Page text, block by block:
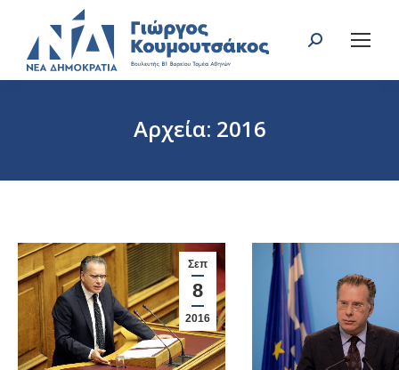
Search:
Αρχεία: 2016
Σεπ
8
2016